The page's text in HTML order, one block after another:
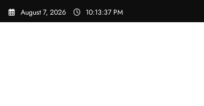
Skip
August 7, 2026 10:13:38 PM